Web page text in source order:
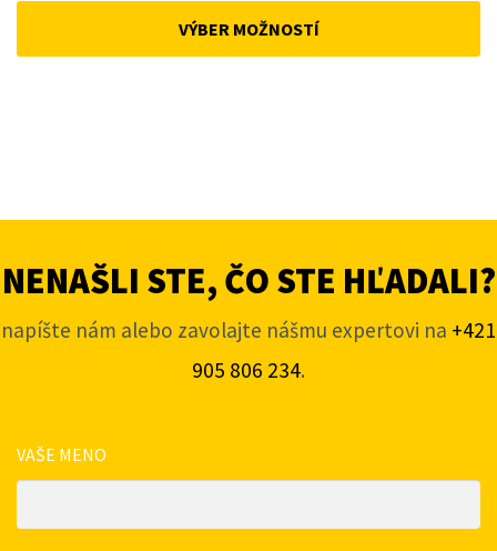
was:
VÝBER MOŽNOSTÍ
NENAŠLI STE, ČO STE HĽADALI?
napíšte nám alebo zavolajte nášmu expertovi na +421
905 806 234.
VAŠE MENO